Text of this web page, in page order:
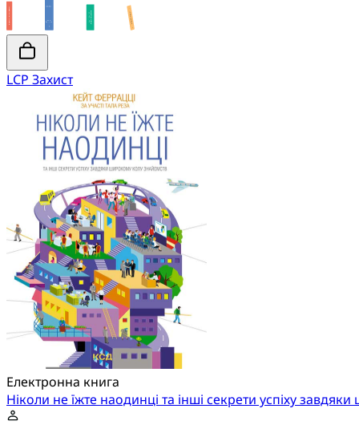
LCP Захист
Електронна книга
Ніколи не їжте наодинці та інші секрети успіху